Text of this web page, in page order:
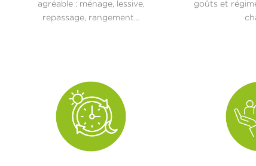
agréable : ménage, lessive,
repassage, rangement…
goûts et